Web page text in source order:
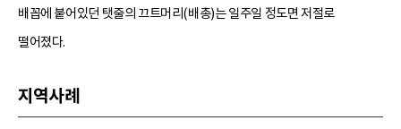
배꼽에 붙어있던 탯줄의 끄트머리(배총)는 일주일 정도면 저절로
떨어졌다.
지역사례